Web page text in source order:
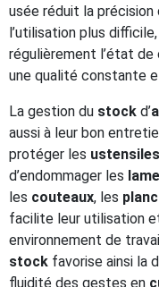
usée réduit la précision
l’utilisation plus
régulièrement l’état de
une qualité constante
La gestion du stock d’
aussi à leur bon
protéger les ustensiles
d’endommager les
les couteaux, les
facilite leur utilisation
environnement de
stock favorise ainsi la
fluidité des gestes en